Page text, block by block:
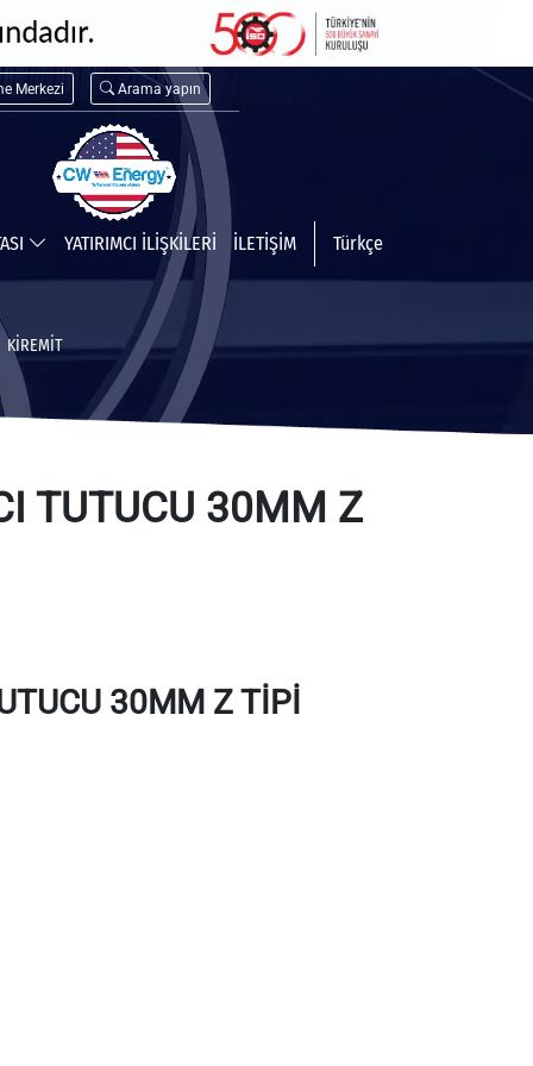
Merkezi Arama yapın
YATIRIMCI İLİŞKİLERİ İLETİŞİM Türkçe
KIREMIT
TUTUCU 30MM Z
30MM Z TİPİ